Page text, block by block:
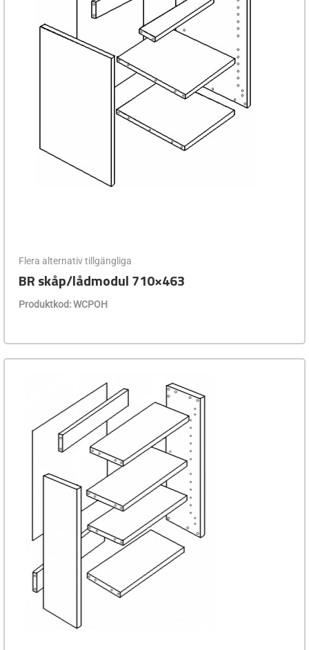
Flera alternativ tillgängliga
BR skåp/lådmodul 710×463
Produktkod: WCPOH